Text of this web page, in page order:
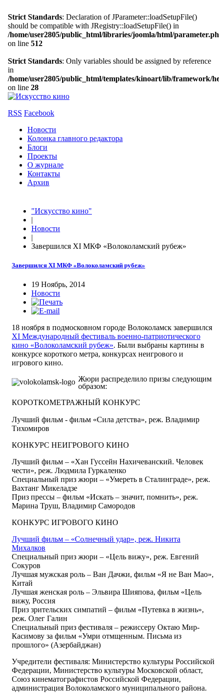
Strict Standards: Declaration of JParameter::loadSetupFile()
should be compatible with JRegistry::loadSetupFile() in
/home/user2805/public_html/libraries/joomla/html/
on line 512
Strict Standards: Only variables should be assigned by reference
in
/home/user2805/public_html/templates/kinoart/lib/framework/
on line 28
RSS Facebook
Новости
Колонка главного редактора
Блоги
Проекты
О журнале
Контакты
Архив
"Искусство кино"
|
Новости
|
Завершился XI МКФ «Волоколамский рубеж»
Завершился XI МКФ «Волоколамский рубеж»
19 Ноябрь, 2014
Новости
18 ноября в подмосковном городе Волоколамск завершился
ХI Международный фестиваль военно-патриотического
кино «Волоколамский рубеж». Были выбраны картины в
конкурсе короткого метра, конкурсах неигрового и
игрового кино.
Жюри распределило призы следующим
образом:
КОРОТКОМЕТРАЖНЫЙ КОНКУРС
Лучший фильм - фильм «Сила детства», реж. Владимир
Тихомиров
КОНКУРС НЕИГРОВОГО КИНО
Лучший фильм – «Хан Гуссейн Нахичеванский. Человек
чести», реж. Людмила Гуркаленко
Специальный приз жюри – «Умереть в Сталинграде», реж.
Вахтанг Микеладзе
Приз прессы – фильм «Искать – значит, помнить», реж.
Марина Труш, Владимир Самородов
КОНКУРС ИГРОВОГО КИНО
Лучший фильм – «Солнечный удар», реж. Никита
Михалков
Специальный приз жюри – «Цель вижу», реж. Евгений
Сокуров
Лучшая мужская роль – Ван Дачжи, фильм «Я не Ван Мао»,
Китай
Лучшая женская роль – Эльвира Шияпова, фильм «Цель
вижу, Россия
Приз зрительских симпатий – фильм «Путевка в жизнь»,
реж. Олег Галин
Специальный приз фестиваля – режиссеру Октаю Мир-
Касимову за фильм «Умри отмщенным. Письма из
прошлого» (Азербайджан)
Учредители фестиваля: Министерство культуры Российской
Федерации, Министерство культуры Московской област,
Союз кинематографистов Российской Федерации,
администрация Волоколамского муниципального района.